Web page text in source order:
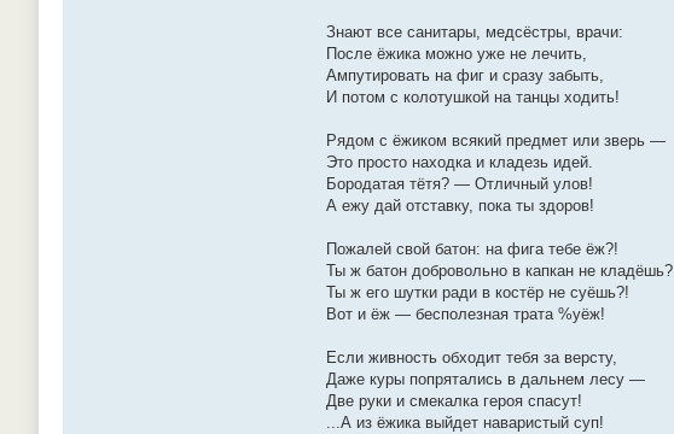
Знают все санитары, медсёстры, врачи:
После ёжика можно уже не лечить,
Ампутировать на фиг и сразу забыть,
И потом с колотушкой на танцы ходить!
Рядом с ёжиком всякий предмет или зверь —
Это просто находка и кладезь идей.
Бородатая тётя? — Отличный улов!
А ежу дай отставку, пока ты здоров!
Пожалей свой батон: на фига тебе ёж?!
Ты ж батон добровольно в капкан не кладёшь?
Ты ж его шутки ради в костёр не суёшь?!
Вот и ёж — бесполезная трата %уёж!
Если живность обходит тебя за версту,
Даже куры попрятались в дальнем лесу —
Две руки и смекалка героя спасут!
...А из ёжика выйдет наваристый суп!